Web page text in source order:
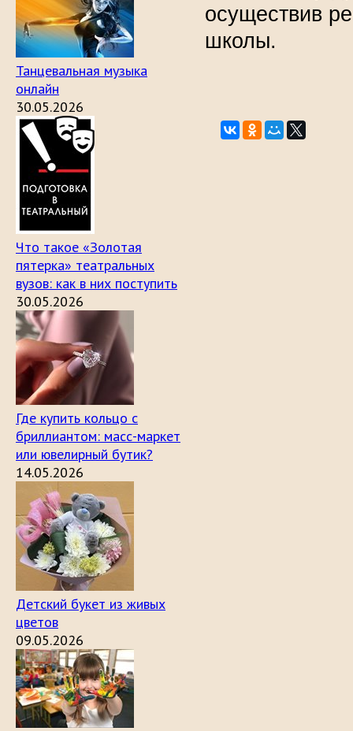
Танцевальная музыка
онлайн
30.05.2026
Что такое «Золотая
пятерка» театральных
вузов: как в них поступить
30.05.2026
Где купить кольцо с
бриллиантом: масс-маркет
или ювелирный бутик?
14.05.2026
Детский букет из живых
цветов
09.05.2026
осуществив
школы.